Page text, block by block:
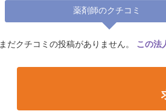
薬剤師のクチコミ
まだクチコミの投稿がありません。 この法